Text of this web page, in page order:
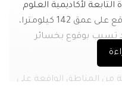
التابعة لأكاديمية العلوم
الروسية، في بيان، بأن مركز الزلزال وقع على عمق 142 كيلومترا،
قد تسبب بوقوع بخسائر
من المناطق الواقعة على